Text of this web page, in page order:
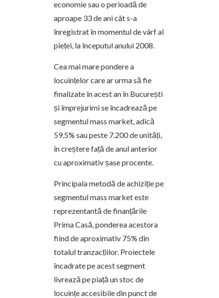
economie sau o perioadă de
aproape 33 de ani cât s-a
înregistrat în momentul de vârf al
pieței, la începutul anului 2008.
Cea mai mare pondere a
locuințelor care ar urma să fie
finalizate în acest an în București
și împrejurimi se încadrează pe
segmentul mass market, adică
59,5% sau peste 7.200 de unități,
în creștere față de anul anterior
cu aproximativ șase procente.
Principala metodă de achiziție pe
segmentul mass market este
reprezentantă de finanțările
Prima Casă, ponderea acestora
fiind de aproximativ 75% din
totalul tranzacțiilor. Proiectele
încadrate pe acest segment
livrează pe piață un stoc de
locuințe accesibile din punct de